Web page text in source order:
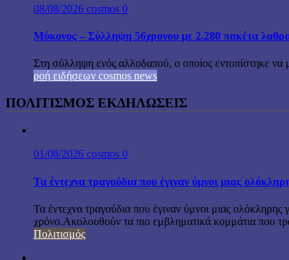
08/08/2026 cosmos 0
Μύκονος – Σύλληψη 56χρονου με 2.280 πακέτα
Στη σύλληψη ενός αλλοδαπού, ο οποίος εντοπίστηκε να
ροή ειδήσεων cosmos news
ΠΟΛΙΤΙΣΜΟΣ ΕΚΔΗΛΩΣΕΙΣ
01/08/2026 cosmos 0
Τα έντεχνα τραγούδια που έγιναν ύμνοι μιας
Τα έντεχνα τραγούδια που έγιναν ύμνοι μιας ολόκληρης
χρόνο.Ακολουθούν τα πιο εμβληματικά κομμάτια που
Πολιτισμός